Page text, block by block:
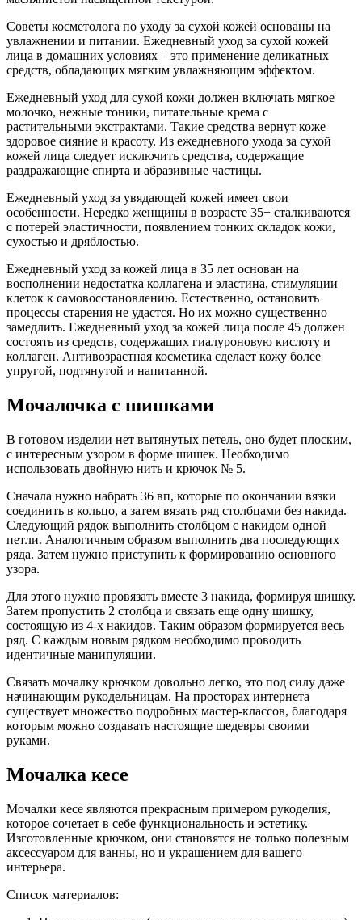
Советы косметолога по уходу за сухой кожей основаны на
увлажнении и питании. Ежедневный уход за сухой кожей
лица в домашних условиях – это применение деликатных
средств, обладающих мягким увлажняющим эффектом.
Ежедневный уход для сухой кожи должен включать мягкое
молочко, нежные тоники, питательные крема с
растительными экстрактами. Такие средства вернут коже
здоровое сияние и красоту. Из ежедневного ухода за сухой
кожей лица следует исключить средства, содержащие
раздражающие спирта и абразивные частицы.
Ежедневный уход за увядающей кожей имеет свои
особенности. Нередко женщины в возрасте 35+ сталкиваются
с потерей эластичности, появлением тонких складок кожи,
сухостью и дряблостью.
Ежедневный уход за кожей лица в 35 лет основан на
восполнении недостатка коллагена и эластина, стимуляции
клеток к самовосстановлению. Естественно, остановить
процессы старения не удастся. Но их можно существенно
замедлить. Ежедневный уход за кожей лица после 45 должен
состоять из средств, содержащих гиалуроновую кислоту и
коллаген. Антивозрастная косметика сделает кожу более
упругой, подтянутой и напитанной.
Мочалочка с шишками
В готовом изделии нет вытянутых петель, оно будет плоским,
с интересным узором в форме шишек. Необходимо
использовать двойную нить и крючок № 5.
Сначала нужно набрать 36 вп, которые по окончании вязки
соединить в кольцо, а затем вязать ряд столбцами без накида.
Следующий рядок выполнить столбцом с накидом одной
петли. Аналогичным образом выполнить два последующих
ряда. Затем нужно приступить к формированию основного
узора.
Для этого нужно провязать вместе 3 накида, формируя шишку.
Затем пропустить 2 столбца и связать еще одну шишку,
состоящую из 4-х накидов. Таким образом формируется весь
ряд. С каждым новым рядком необходимо проводить
идентичные манипуляции.
Связать мочалку крючком довольно легко, это под силу даже
начинающим рукодельницам. На просторах интернета
существует множество подробных мастер-классов, благодаря
которым можно создавать настоящие шедевры своими
руками.
Мочалка кесе
Мочалки кесе являются прекрасным примером рукоделия,
которое сочетает в себе функциональность и эстетику.
Изготовленные крючком, они становятся не только полезным
аксессуаром для ванны, но и украшением для вашего
интерьера.
Список материалов: